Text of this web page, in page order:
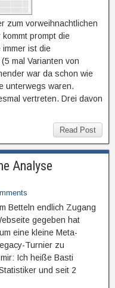
zum vorweihnachtlichen
prompt die
immer ist die
mal Varianten von
war da schon wie
unterwegs waren.
vertreten. Drei davon
Read Post
Analyse
Betteln endlich Zugang
gegeben hat
eine kleine Meta-
Turnier zu
Ich heiße Basti
und seit 2